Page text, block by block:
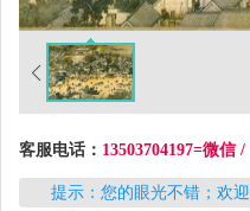
客服电话： 13503704197=微信
提示：您的眼光不错；欢